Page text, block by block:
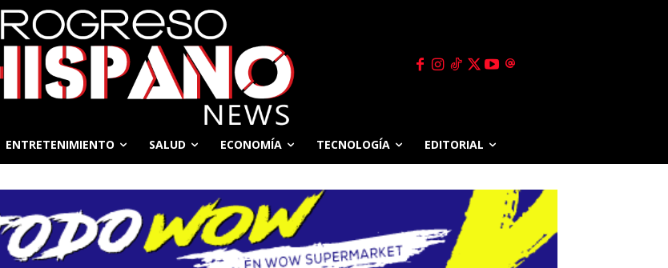
ENTRETENIMIENTO SALUD ECONOMÍA TECNOLOGÍA EDITORIAL